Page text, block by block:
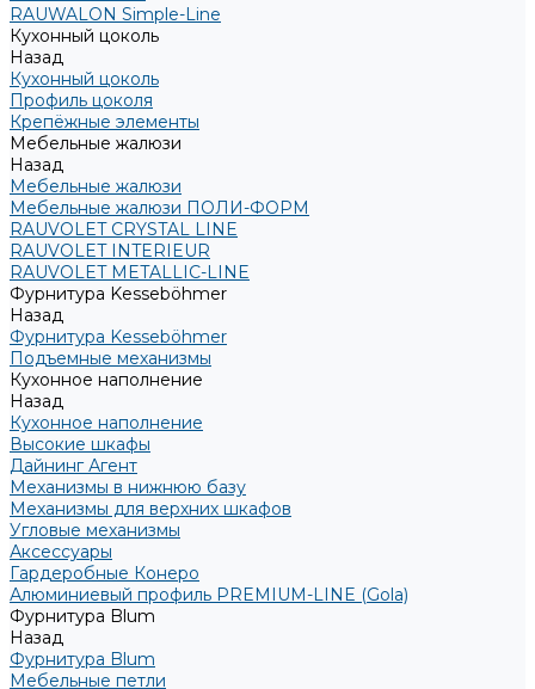
RAUWALON Simple-Line
Кухонный цоколь
Назад
Кухонный цоколь
Профиль цоколя
Крепёжные элементы
Мебельные жалюзи
Назад
Мебельные жалюзи
Мебельные жалюзи ПОЛИ-ФОРМ
RAUVOLET CRYSTAL LINE
RAUVOLET INTERIEUR
RAUVOLET METALLIC-LINE
Фурнитура Kesseböhmer
Назад
Фурнитура Kesseböhmer
Подъемные механизмы
Кухонное наполнение
Назад
Кухонное наполнение
Высокие шкафы
Дайнинг Агент
Механизмы в нижнюю базу
Механизмы для верхних шкафов
Угловые механизмы
Аксессуары
Гардеробные Конеро
Алюминиевый профиль PREMIUM-LINE (Gola)
Фурнитура Blum
Назад
Фурнитура Blum
Мебельные петли